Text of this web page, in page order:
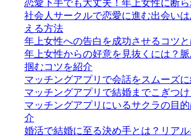
恋愛下手でも大丈夫！年上女性に断
社会人サークルで恋愛に進む出会い
える方法
年上女性への告白を成功させるコツと
年上女性からの好意を見抜くには？
掴むコツを紹介
マッチングアプリで会話をスムーズ
マッチングアプリで結婚までこぎつけ
マッチングアプリにいるサクラの目
介
婚活で結婚に至る決め手とは？リア